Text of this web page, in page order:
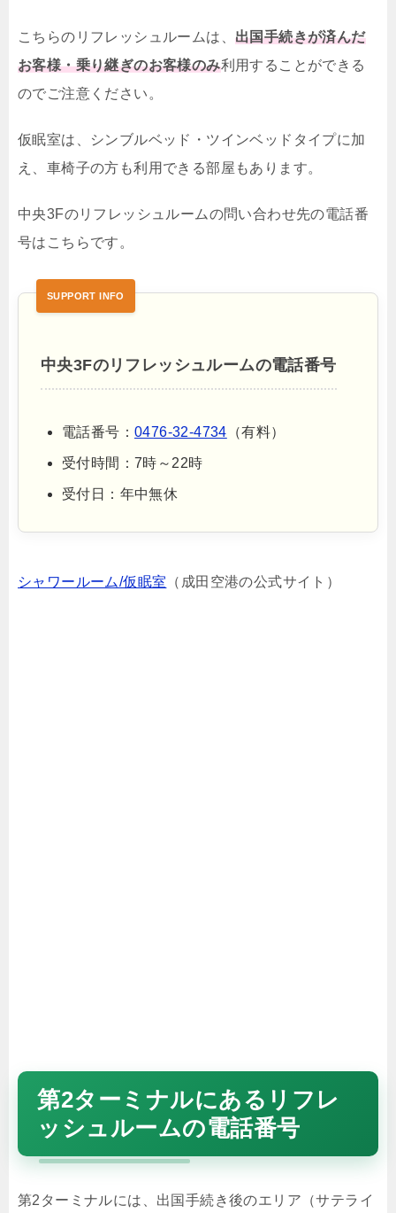
こちらのリフレッシュルームは、 出国手続きが済んだ
お客様・乗り継ぎのお客様のみ利用することができる
のでご注意ください。
仮眠室は、シンブルベッド・ツインベッドタイプに加
え、車椅子の方も利用できる部屋もあります。
中央3Fのリフレッシュルームの問い合わせ先の電話番
号はこちらです。
中央3Fのリフレッシュルームの電話番号
電話番号： 0476-32-4734 （有料）
受付時間：7時～22時
受付日：年中無休
シャワールーム/仮眠室 （成田空港の公式サイト）
第2ターミナルにあるリフレ
ッシュルームの電話番号
第2ターミナルには、出国手続き後のエリア（サテライ